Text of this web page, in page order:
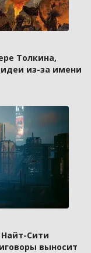
Толкина,
из-за имени
Найт-Сити
выносит